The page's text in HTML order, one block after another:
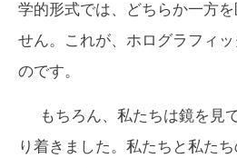
学的形式では、どちらか一方
せん。これが、ホログラフィ
のです。
もちろん、私たちは鏡を見
り着きました。私たちと私た